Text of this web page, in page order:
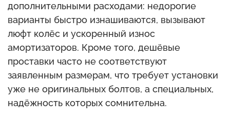
дополнительными расходами: недорогие
варианты быстро изнашиваются, вызывают
люфт колёс и ускоренный износ
амортизаторов. Кроме того, дешёвые
проставки часто не соответствуют
заявленным размерам, что требует установки
уже не оригинальных болтов, а специальных,
надёжность которых сомнительна.